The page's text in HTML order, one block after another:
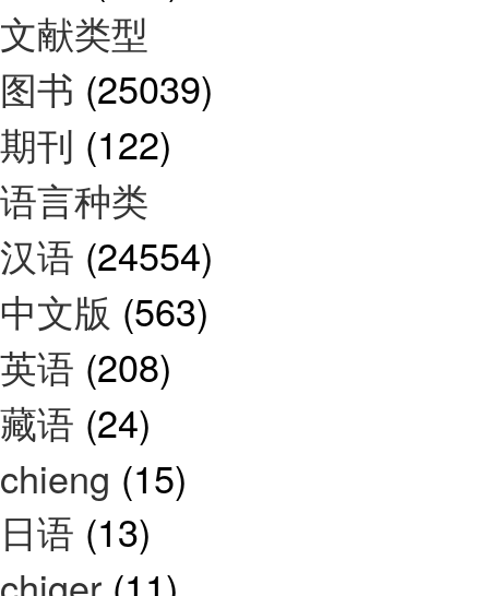
文献类型
图书 (25039)
期刊 (122)
语言种类
汉语 (24554)
中文版 (563)
英语 (208)
藏语 (24)
chieng (15)
日语 (13)